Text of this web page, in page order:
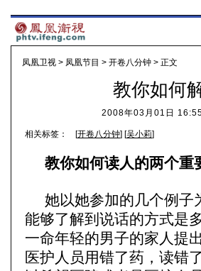
凤凰卫视 > 凤凰节目 > 开卷八分钟 > 正文
教你如何
2008年03月01日
相关标签： [开卷八分钟] [吴小莉]
教你如何读人的两个重
她以她参加的几个例子
能够了解到说话的方式是
一命年轻的男子的家人提
医护人员用错了药，读错